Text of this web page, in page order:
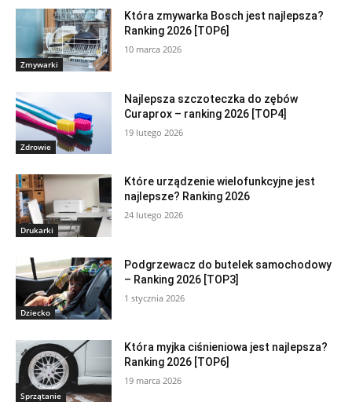
Zmywarki
Która zmywarka Bosch jest najlepsza?
Ranking 2026 [TOP6]
10 marca 2026
Zdrowie
Najlepsza szczoteczka do zębów
Curaprox – ranking 2026 [TOP4]
19 lutego 2026
Drukarki
Które urządzenie wielofunkcyjne jest
najlepsze? Ranking 2026
24 lutego 2026
Dziecko
Podgrzewacz do butelek samochodowy
– Ranking 2026 [TOP3]
1 stycznia 2026
Sprzątanie
Która myjka ciśnieniowa jest najlepsza?
Ranking 2026 [TOP6]
19 marca 2026